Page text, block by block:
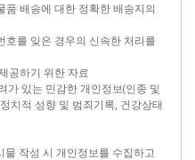
품 배송에 대한 정확한 배송지의
호를 잊은 경우의 신속한 처리를
공하기 위한 자료
가 있는 민감한 개인정보(인종 및
치적 성향 및 범죄기록, 건강상태
작성 시 개인정보를 수집하고